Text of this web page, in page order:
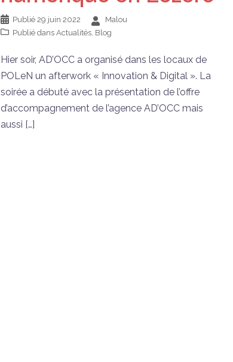
Publié 29 juin 2022
Malou
Publié dans Actualités Blog
Hier soir, AD’OCC a organisé dans les locaux de
POLeN un afterwork « Innovation & Digital ». La
soirée a débuté avec la présentation de l’offre
d’accompagnement de l’agence AD’OCC mais
aussi […]